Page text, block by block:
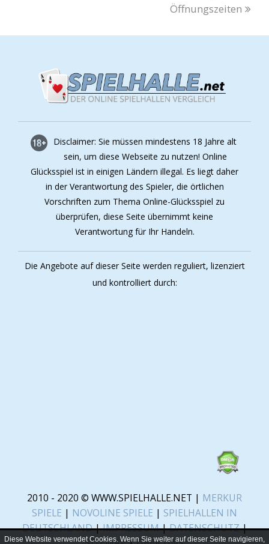
vermeintlichenTricks bzw. Systemfehler bei
am Merkur Spielautomat. Wir raten
allerdings dringend davon ab, derartige
Anleitungen aus dem Internet in den Spielhallen
zu nutzen. Dies könnte eventuell sogar eine
Strafangelegenheit darstellen. Von daher,
Öffnungszeiten
Die Angebote auf dieser Seite werden reguliert, lizenziert
und kontrolliert durch:
2010 - 2020 © WWW.SPIELHALLE.NET | MERKUR
SPIELE | NOVOLINE SPIELE | SPIELHALLEN IN
DEUTSCHLAND|IMPRESSUM|DATENSCHUTZ|
Diese Website verwendet Cookies. Wenn Sie weiter auf dieser Seite navigieren,